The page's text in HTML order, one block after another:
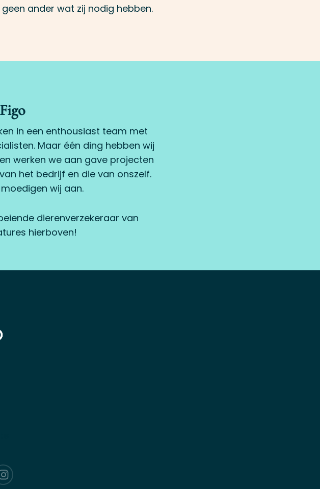
ander wat zij nodig hebben.
in een enthousiast team met
Maar één ding hebben wij
werken we aan gave projecten
het bedrijf en die van onszelf.
wij aan.
dierenverzekeraar van
hierboven!